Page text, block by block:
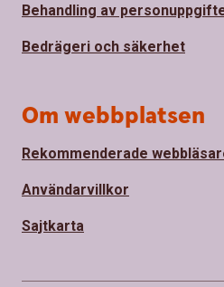
Behandling av
Bedrägeri och säkerhet
Om webbplatsen
Rekommenderade
Användarvillkor
Sajtkarta